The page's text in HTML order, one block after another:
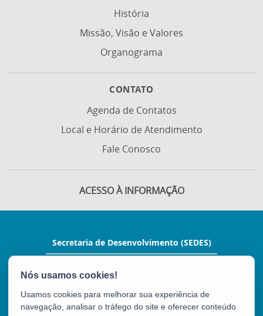
História
Missão, Visão e Valores
Organograma
CONTATO
Agenda de Contatos
Local e Horário de Atendimento
Fale Conosco
ACESSO À INFORMAÇÃO
Secretaria de Desenvolvimento (SEDES)
Enseada, 2º andar - Enseada do Suá
Tel.: (27) 3636-9700
E-mail:gabinete@sedes.es.gov.br
Usamos cookies para melhorar sua experiência de
navegação, analisar o tráfego do site e oferecer conteúdo